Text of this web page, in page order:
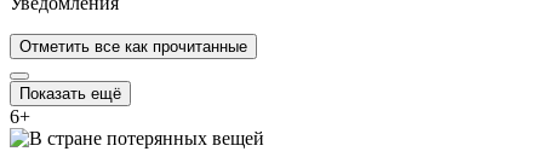
Отметить все как прочитанные
Показать ещё
6+